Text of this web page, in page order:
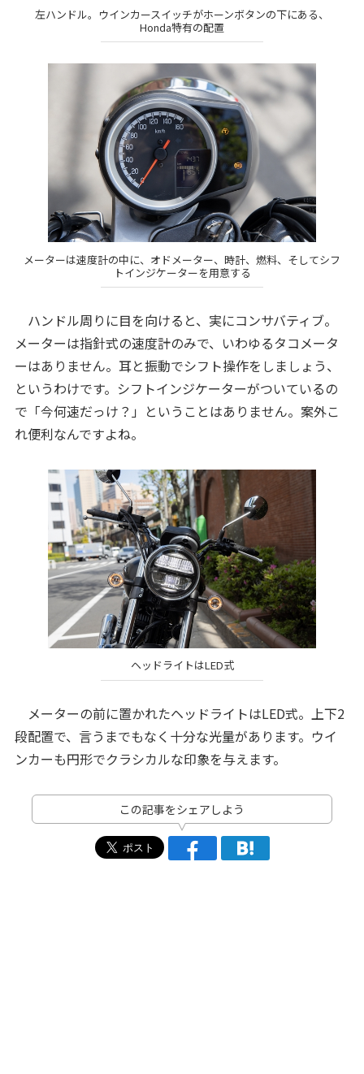
左ハンドル。ウインカースイッチがホーンボタンの下にある、
Honda特有の配置
メーターは速度計の中に、オドメーター、時計、燃料、そしてシフ
トインジケーターを用意する
ハンドル周りに目を向けると、実にコンサバティブ。
メーターは指針式の速度計のみで、いわゆるタコメータ
ーはありません。耳と振動でシフト操作をしましょう、
というわけです。シフトインジケーターがついているの
で「今何速だっけ？」ということはありません。案外こ
れ便利なんですよね。
ヘッドライトはLED式
メーターの前に置かれたヘッドライトはLED式。上下2
段配置で、言うまでもなく十分な光量があります。ウイ
ンカーも円形でクラシカルな印象を与えます。
この記事をシェアしよう